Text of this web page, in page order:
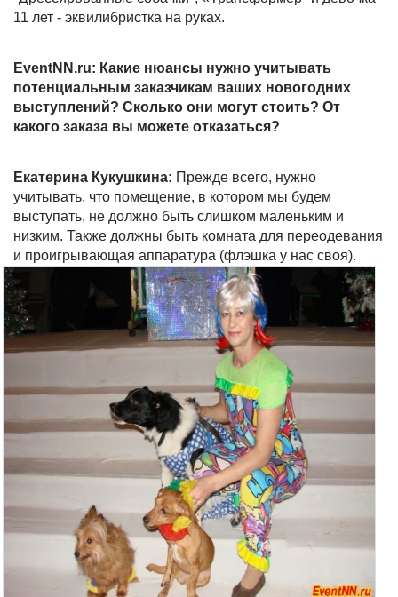
11 лет - эквилибристка на руках.
EventNN.ru: Какие нюансы нужно учитывать
потенциальным заказчикам ваших новогодних
выступлений? Сколько они могут стоить? От
какого заказа вы можете отказаться?
Екатерина Кукушкина: Прежде всего, нужно
учитывать, что помещение, в котором мы будем
выступать, не должно быть слишком маленьким и
низким. Также должны быть комната для переодевания
и проигрывающая аппаратура (флэшка у нас своя).